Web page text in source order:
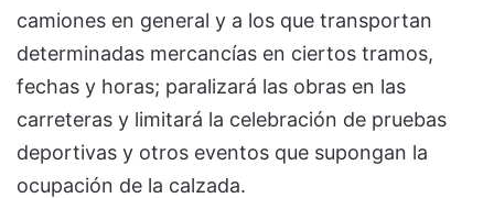
camiones en general y a los que transportan
determinadas mercancías en ciertos tramos,
fechas y horas; paralizará las obras en las
carreteras y limitará la celebración de pruebas
deportivas y otros eventos que supongan la
ocupación de la calzada.